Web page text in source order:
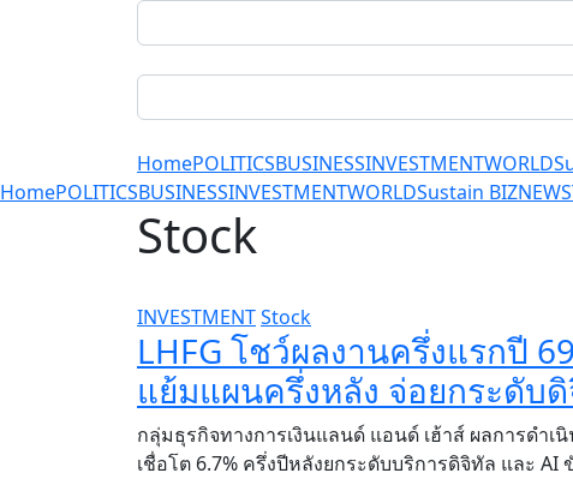
HomePOLITICSBUSINESSINVESTMENTWORLD
HomePOLITICSBUSINESSINVESTMENTWORLDSustain BIZNEWS
Stock
INVESTMENTStock
LHFG โชว์ผลงานครึ่งแรกปี
แย้มแผนครึ่งหลัง จ่อยกระดับ
กลุ่มธุรกิจทางการเงินแลนด์ แอนด์ เฮ้าส์ ผลการดำเ
เชื่อโต 6.7% ครึ่งปีหลังยกระดับบริการดิจิทัล และ AI